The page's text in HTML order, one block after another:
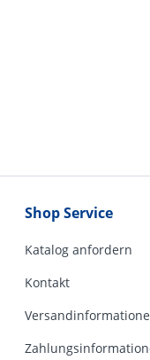
Shop Service
Katalog anfordern
Kontakt